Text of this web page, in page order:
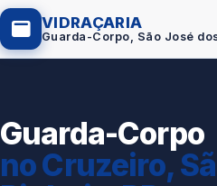
VIDRAÇARIA
Guarda-Corpo, São José
Box de Vidro
Portas em Vidro
Guarda-Corpo
no Cruzeiro,